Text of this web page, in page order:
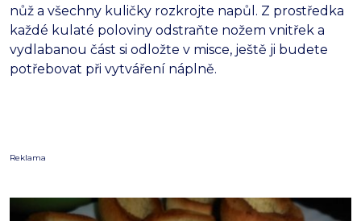
nůž a všechny kuličky rozkrojte napůl. Z prostředka
každé kulaté poloviny odstraňte nožem vnitřek a
vydlabanou část si odložte v misce, ještě ji budete
potřebovat při vytváření náplně.
Reklama